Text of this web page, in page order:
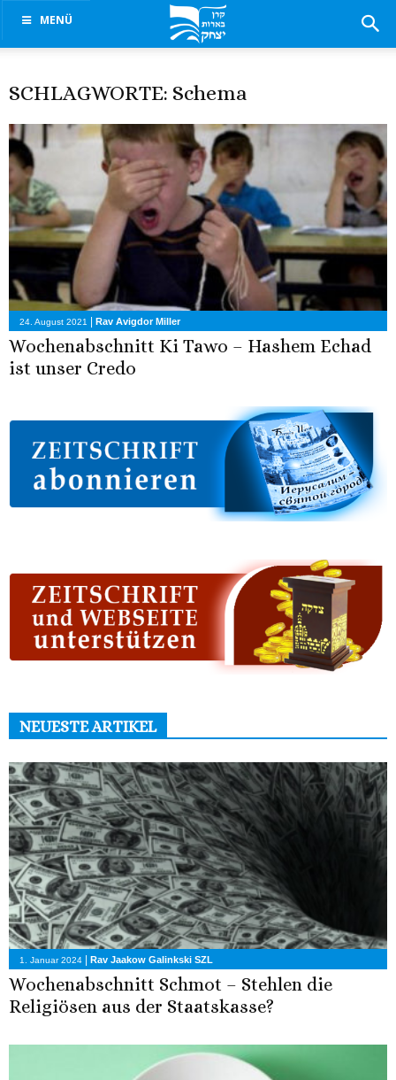
MENÜ
SCHLAGWORTE: Schema
24. August 2021 Rav Avigdor Miller
Wochenabschnitt Ki Tawo – Hashem Echad
ist unser Credo
NEUESTE ARTIKEL
1. Januar 2024 Rav Jaakow Galinkski SZL
Wochenabschnitt Schmot – Stehlen die
Religiösen aus der Staatskasse?